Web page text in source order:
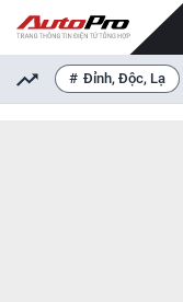
Đỉnh, Độc, Lạ